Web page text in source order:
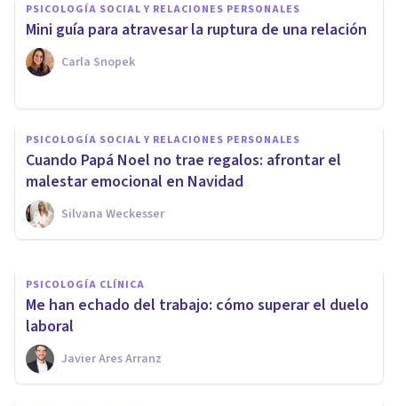
PSICOLOGÍA SOCIAL Y RELACIONES PERSONALES
Mini guía para atravesar la ruptura de una relación
Carla Snopek
PSICOLOGÍA SOCIAL Y RELACIONES PERSONALES
Cuando Papá Noel no trae regalos: afrontar el
malestar emocional en Navidad
Silvana Weckesser
6 consejos para disfrutar de la
Navidad
Despertares Psicólogos
PSICOLOGÍA CLÍNICA
Me han echado del trabajo: cómo superar el duelo
laboral
Javier Ares Arranz